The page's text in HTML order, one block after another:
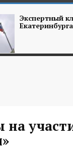
Экспертный
Екатеринбурга